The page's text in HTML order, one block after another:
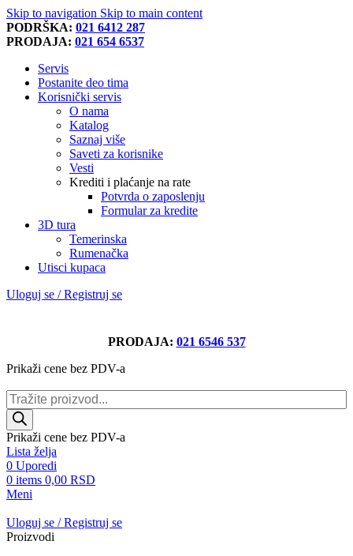
Skip to navigation Skip to main content
PODRŠKA: 021 6412 287
PRODAJA: 021 654 6537
Servis
Postanite deo tima
Korisnički servis
O nama
Katalog
Saznaj više
Saveti za korisnike
Vesti
Krediti i plaćanje na rate
Potvrda o zaposlenju
Formular za kredite
3D tura
Temerinska
Rumenačka
Utisci kupaca
Uloguj se / Registruj se
PRODAJA: 021 6546 537
Prikaži cene bez PDV-a
Products
search
Prikaži cene bez PDV-a
Lista želja
0 Uporedi
0 items 0,00 RSD
Meni
Uloguj se / Registruj se
Proizvodi